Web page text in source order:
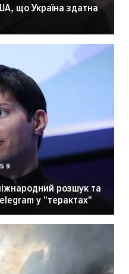
що Україна здатна
розшук та
у "терактах"